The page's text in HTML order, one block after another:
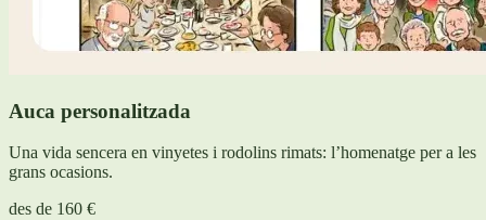
Auca personalitzada
Una vida sencera en vinyetes i rodolins rimats: l’homenatge per a les
grans ocasions.
des de 160 €